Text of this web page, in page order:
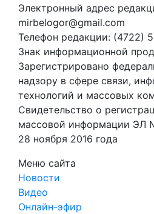
Электронный адрес
mirbelogor@gmail.com
Телефон редакции: (4722)
Знак информационной
Зарегистрировано
надзору в сфере связи,
технологий и массовых
Свидетельство о
массовой информации ЭЛ
28 ноября 2016 года
Меню сайта
Новости
Видео
Онлайн-эфир